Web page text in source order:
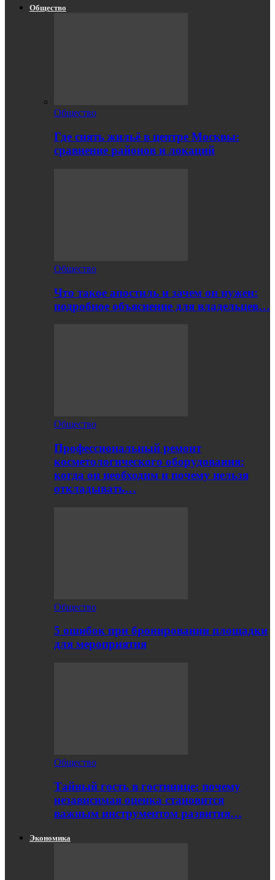
Общество
Общество
Где снять жильё в центре Москвы:
сравнение районов и локаций
Общество
Что такое апостиль и зачем он нужен:
подробное объяснение для владельцев…
Общество
Профессиональный ремонт
косметологического оборудования:
когда он необходим и почему нельзя
откладывать…
Общество
5 ошибок при бронировании площадки
для мероприятия
Общество
Тайный гость в гостинице: почему
независимая оценка становится
важным инструментом развития…
Экономика